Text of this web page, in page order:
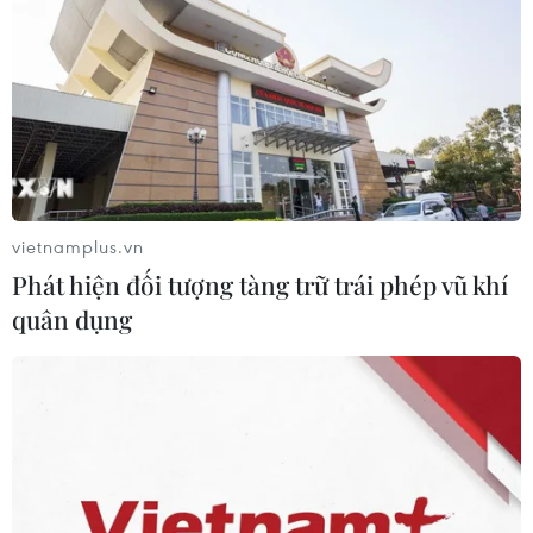
Lễ hội Sầu riêng Đắk Lắk 2026:
Quảng bá điểm đến kết nối khu vực
Tây Nguyên
20/07/2026 08:26
Festival Biển Khánh Hòa: Sắc màu
đại dương-Vươn tầm quốc tế
19/07/2026 14:43
Quảng Ninh: Lễ hội Xuống đồng tôn
vietnamplus.vn
Phát hiện đối tượng tàng trữ trái phép vũ khí
quân dụng